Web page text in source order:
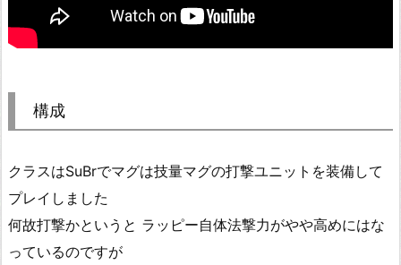
構成
クラスはSuBrでマグは技量マグの打撃ユニットを装備して
プレイしました
何故打撃かというと ラッピー自体法撃力がやや高めにはな
っているのですが